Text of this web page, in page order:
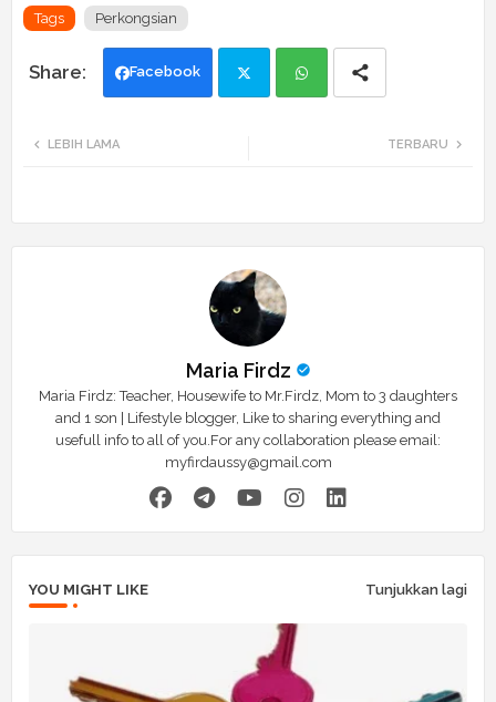
Tags Perkongsian
Facebook
TERBARU
LEBIH LAMA
Maria Firdz
Maria Firdz: Teacher, Housewife to Mr.Firdz, Mom to 3 daughters
and 1 son | Lifestyle blogger, Like to sharing everything and
usefull info to all of you.For any collaboration please email:
myfirdaussy@gmail.com
YOU MIGHT LIKE Tunjukkan lagi